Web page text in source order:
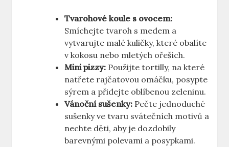
Tvarohové koule s ovocem:
Smíchejte tvaroh s medem a
vytvarujte malé kuličky, které obalíte
v kokosu nebo mletých ořeších.
Mini pizzy: Použijte tortilly, na které
natřete rajčatovou omáčku, posypte
sýrem a přidejte oblíbenou zeleninu.
Vánoční sušenky: Pečte jednoduché
sušenky ve tvaru svátečních motivů a
nechte děti, aby je dozdobily
barevnými polevami a posypkami.